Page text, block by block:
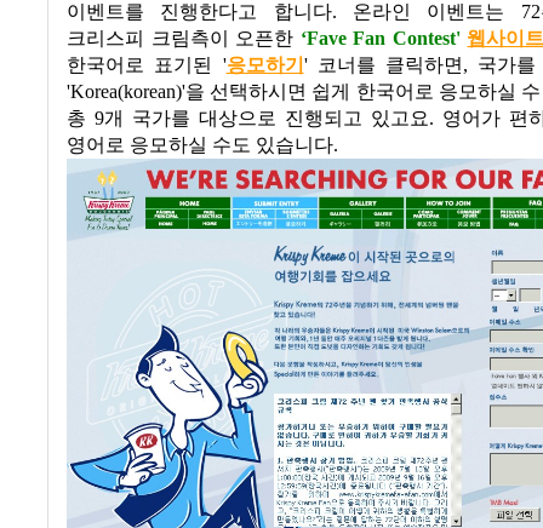
이벤트를 진행한다고 합니다. 온라인 이벤트는 72
크리스피 크림측이 오픈한 ‘Fave Fan Contest' 웹사이
한국어로 표기된 '응모하기 ' 코너를 클릭하면, 국가
'Korea(korean)'을 선택하시면 쉽게 한국어로 응모하실
총 9개 국가를 대상으로 진행되고 있고요. 영어가 편
영어로 응모하실 수도 있습니다.